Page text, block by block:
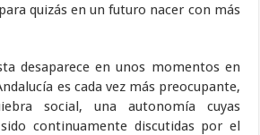
quizás en un futuro nacer con más
desaparece en unos momentos en
es cada vez más preocupante,
social, una autonomía cuyas
continuamente discutidas por el